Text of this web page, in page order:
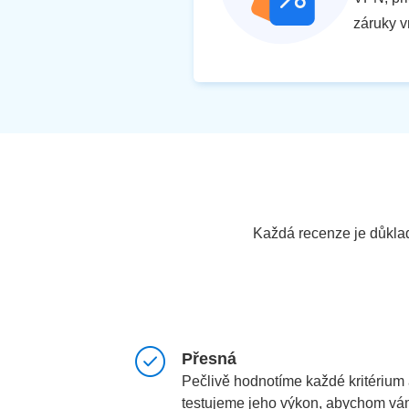
záruky
Každá recenze je
Přesná
Pečlivě hodnotíme každé kritérium
testujeme jeho výkon, abychom